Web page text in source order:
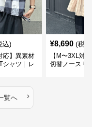
込)
応】異素材
シャツ｜レ
モード
¥8,690 (税
【M〜3XL対
切替ノースリ
覧へ ›